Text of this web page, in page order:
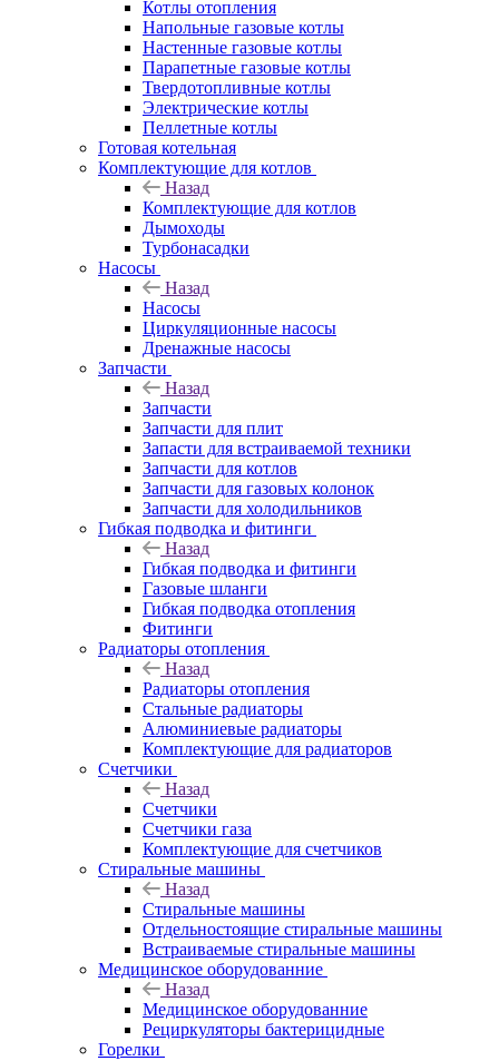
Котлы отопления
Напольные газовые котлы
Настенные газовые котлы
Парапетные газовые котлы
Твердотопливные котлы
Электрические котлы
Пеллетные котлы
Готовая котельная
Комплектующие для котлов
Назад
Комплектующие для котлов
Дымоходы
Турбонасадки
Насосы
Назад
Насосы
Циркуляционные насосы
Дренажные насосы
Запчасти
Назад
Запчасти
Запчасти для плит
Запасти для встраиваемой техники
Запчасти для котлов
Запчасти для газовых колонок
Запчасти для холодильников
Гибкая подводка и фитинги
Назад
Гибкая подводка и фитинги
Газовые шланги
Гибкая подводка отопления
Фитинги
Радиаторы отопления
Назад
Радиаторы отопления
Стальные радиаторы
Алюминиевые радиаторы
Комплектующие для радиаторов
Счетчики
Назад
Счетчики
Счетчики газа
Комплектующие для счетчиков
Стиральные машины
Назад
Стиральные машины
Отдельностоящие стиральные машины
Встраиваемые стиральные машины
Медицинское оборудованние
Назад
Медицинское оборудованние
Рециркуляторы бактерицидные
Горелки